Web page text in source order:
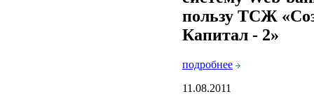
пользу ТСЖ
Капитал - 2»
подробнее
11.08.2011